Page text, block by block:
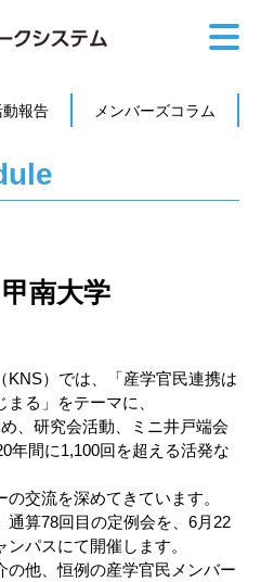
動報告 メンバーズコラム
南大学
KNS）では、「産学官民連携は
る」をテーマに、
、研究会活動、ミニ井戸端会
年間に1,100回を超える活発な
交流を深めてきています。
算78回目の定例会を、6月22
パスにて開催します。
の他、恒例の産学官民メンバー